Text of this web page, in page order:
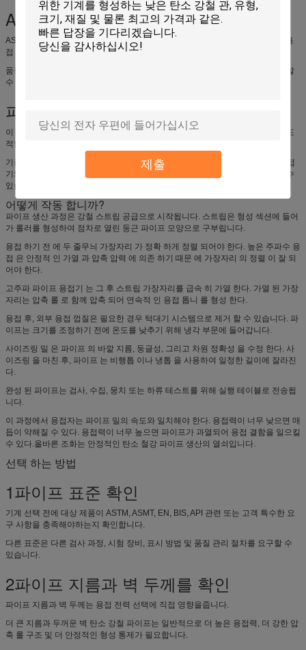
제출
ASTM / ASMT 관련 표준 파이프 제조
ASTM, ASMT 또는 특정 프로젝트 표준에 따라 파이프를 생산하는 고객에게는 용
접 시스템이 안정적인 수직 품질과 반복 가능한 생산 통제를 지원해야합니다.
품질 검사 및 제품 추적성을 지원하기 위해 추가 테스트 및 표시 시스템을 추가 할
수 있습니다.
파이프 밀 업그레이드 프로젝트
이 고주파 자동 파이프 용접기는 오래된 파이프 공장을 업그레이드하는 공장에도
적합합니다.
기존의 형성 섹션은 여전히 사용할 수 있지만 용접 안정성이 좋지 않으면 HF 용접
기와 제어 시스템을 업그레이드하면 파이프 품질을 향상시키고 거부율을 줄일 수
있습니다.
어떻게 작동 합니까?
파이프 생산 과정은 강철 스트립 공급으로 시작됩니다. 스트립은 형성 섹션에 들어
가 롤러를 형성하여 점차로 열린 둥근 파이프 모양으로 구부립니다.
용접 하기 전 에 두 줄무늬 가장자리 가 정확 하게 정렬 되어야 한다. 높은 주파수 용
접 은 안정적 인 가열 과 압축 압력 에 의존 하기 때문 에 가장자리 의 정렬 이 잘 되
어야 한다.
고주파 파이프 용접기 는 그 후 스트립 가장자리를 급속 히 가열 한다. 가열 된 가장
자리는 압축 롤 로 함께 압축 되어 연속적 인 용접 톱니 를 형성 한다.
용접 후, 외부 용접 껍질은 필요한 경우 턱대기 시스템으로 제거 할 수 있습니다. 파
이프는 크기를 조정하기 전에 온도를 낮추기 위해 냉각 부문에 들어갑니다.
사이즈링 밀 은 파이프 의 바깥 지름, 둥글성, 그리고 차원 정확성 을 수정 한다. 사
이즈링 을 마친 후, 파이프 는 비행톱 이나 냉톱 을 사용하여 일정한 길이에 잘라진
다.
완성 된 파이프는 검사, 수집, 뭉치 또는 하류 테스트를 위해 실행 테이블로 전송됩
니다.
이 과정에서 용접자는 파이프 밀의 속도와 일치해야 한다. 용접력이 너무 낮으면 매
듭이 약해질 수 있다. 용접력이 너무 높으면 파이프가 과열되어 용접 결함을 일으킬
수 있다.올바른 조화는 안정적인 탄소 철강 파이프 생산의 열쇠입니다.
선택 하는 방법
1파이프 표준 확인
기계 선택 전에 대상 제품이 ASTM, ASMT, EN, BIS, API 관련 또는 고객 특수한 요
구 사항을 충족해야하는지 확인합니다.
다른 표준은 다른 검사 과정, 시험 장비, 표시 방법 및 품질 관리 절차를 요구할 수
있습니다.
2파이프 지름과 벽 두께를 확인
파이프 지름과 벽 두께는 용접 전력 선택에 직접 영향을줍니다.
더 큰 지름과 두꺼운 벽 탄소 강철 파이프는 일반적으로 더 높은 용접력, 더 강한 압
축 롤 구조 및 더 안정적인 형성 통제가 필요합니다.